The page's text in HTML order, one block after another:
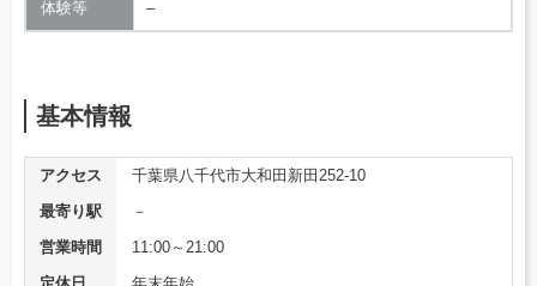
体験等 –
基本情報
アクセス
千葉県八千代市大和田新田252-10
最寄り駅
－
営業時間
11:00～21:00